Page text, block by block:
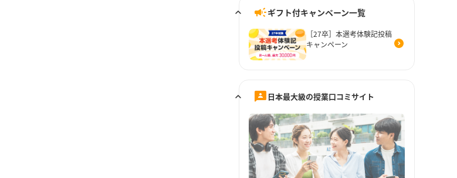
ギフト付キャンペーン一覧
［27卒］本選考体験記投稿
キャンペーン
日本最大級の授業口コミサイト